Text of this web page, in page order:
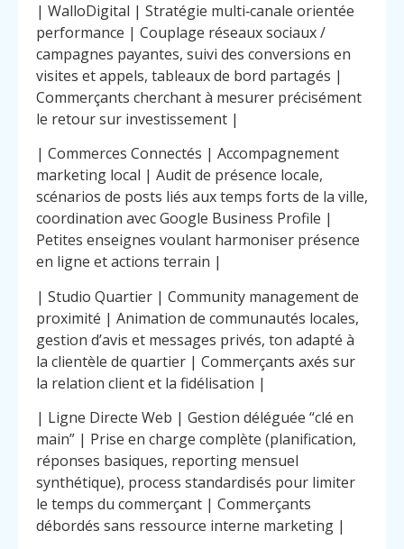
| WalloDigital | Stratégie multi‑canale orientée
performance | Couplage réseaux sociaux /
campagnes payantes, suivi des conversions en
visites et appels, tableaux de bord partagés |
Commerçants cherchant à mesurer précisément
le retour sur investissement |
| Commerces Connectés | Accompagnement
marketing local | Audit de présence locale,
scénarios de posts liés aux temps forts de la ville,
coordination avec Google Business Profile |
Petites enseignes voulant harmoniser présence
en ligne et actions terrain |
| Studio Quartier | Community management de
proximité | Animation de communautés locales,
gestion d’avis et messages privés, ton adapté à
la clientèle de quartier | Commerçants axés sur
la relation client et la fidélisation |
| Ligne Directe Web | Gestion déléguée “clé en
main” | Prise en charge complète (planification,
réponses basiques, reporting mensuel
synthétique), process standardisés pour limiter
le temps du commerçant | Commerçants
débordés sans ressource interne marketing |